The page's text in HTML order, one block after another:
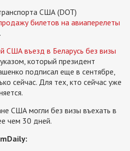
США (DOT)
билетов на авиаперелеты
.
США въезд в Беларусь без визы
который президент
подписал еще в сентябре,
сейчас. Для тех, кто сейчас уже
США могли без визы въехать в
чем 30 дней.